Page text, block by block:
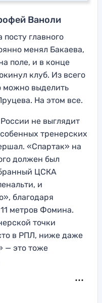
Ваноли
главного
менял Бакаева,
поле, и в конце
клуб. Из всего
можно выделить
На этом все.
не выглядит
тренерских
«Спартак» на
должен был
ЦСКА
и
благодаря
метров Фомина.
точки
в РПЛ, ниже даже
— это тоже